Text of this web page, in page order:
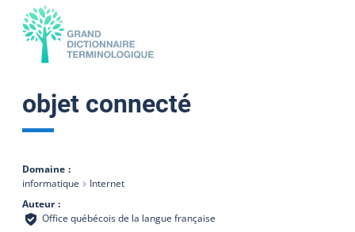
objet connecté
Domaine
informatique
Internet
Auteur
Office québécois de la langue française